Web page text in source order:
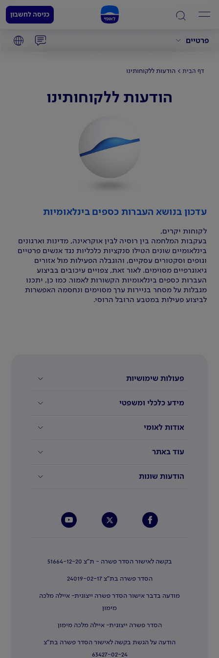
פרטיים
כניסה לחשבון
דף הבית הודעות ללקוחותינו
הודעות ללקוחותינו
עדכון בנושא העברות כספים בינלאומיות
לקוחות יקרים,
בעקבות המלחמה בין רוסיה לבין אוקראינה, מדינות וארגונים
בינלאומיים שונים הטילו סנקציות כלכליות נגד אנשים פרטיים
וגופים וסקטורים עסקיים, והוגבלה הפעילות מול אזורים
גיאוגרפיים מסוימים. לאור זאת, צפויים עיכובים בביצוע
העברות כספים בינלאומיות הקשורות לאמור. כמו כן, יתכנו
מגבלות על מסחר בניירות ערך מסוימים ונחסמה האפשרות
לביצוע פעילות במטבע הרובל הרוסי.
פעולות שימושיות
מידע כלכלי ומשפטי
אודות לאומי
עוד באתר
הודעות שונות
בקשה לאישור הסדר פשרה - ת"צ 51664-12-20
הסדר פשרה בת"צ 24019-02-17
מודעה בדבר אישור הסדר פשרה ייצוגית- איילה מלכה
מימון
הסדר פשרה ייצוגית- איילה מלכה מימון
הודעה על הגשת בקשה לאישור הסדר פשרה בת"צ
63427-02-24